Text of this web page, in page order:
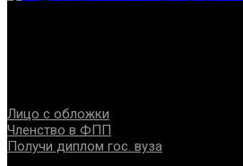
Лицо с обложки
Членство в ФПП
Получи диплом гос. вуза